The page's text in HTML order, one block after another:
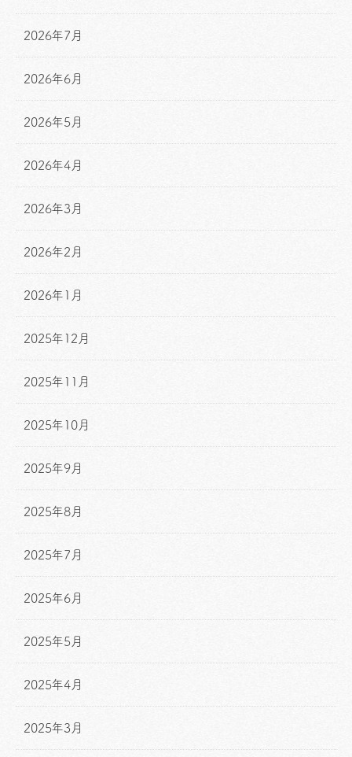
2026年7月
2026年6月
2026年5月
2026年4月
2026年3月
2026年2月
2026年1月
2025年12月
2025年11月
2025年10月
2025年9月
2025年8月
2025年7月
2025年6月
2025年5月
2025年4月
2025年3月